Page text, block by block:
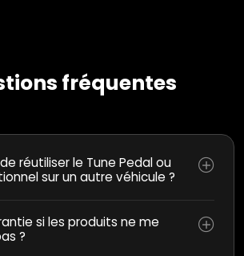
fréquentes
réutiliser le Tune Pedal ou
sur un autre véhicule ?
si les produits ne me
?